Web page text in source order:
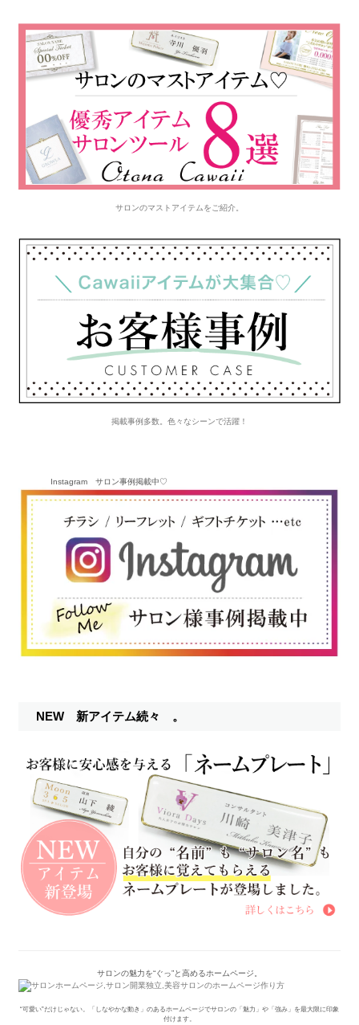
サロンのマストアイテムをご紹介。
掲載事例多数。色々なシーンで活躍！
Instagram サロン事例掲載中♡
NEW 新アイテム続々 。
サロンの魅力を“ぐっ”と高めるホームページ。
“可愛い”だけじゃない。「しなやかな動き」のあるホームページでサロンの「魅力」や「強み」を最大限に印象
付けます。